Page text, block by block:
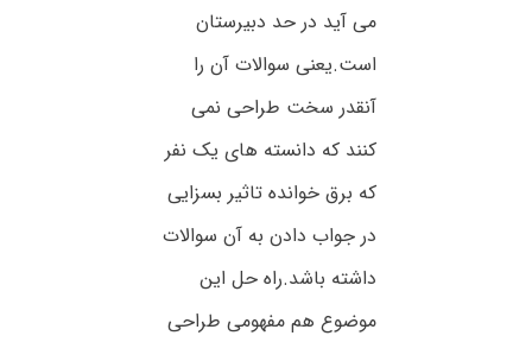
می آید در حد دبیرستان
است.یعنی سوالات آن را
آنقدر سخت طراحی نمی
کنند که دانسته های یک نفر
که برق خوانده تاثیر بسزایی
در جواب دادن به آن سوالات
داشته باشد.راه حل این
موضوع هم مفهومی طراحی